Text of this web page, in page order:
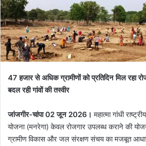
47 हजार से अधिक ग्रामीणों को प्रतिदिन मिल रहा
बदल रही गांवों की तस्वीर
जांजगीर-चांपा 02 जून 2026। महात्मा गांधी
योजना (मनरेगा) केवल रोजगार उपलब्ध कराने की
ग्रामीण विकास और जल संरक्षण संचय का मजबूत